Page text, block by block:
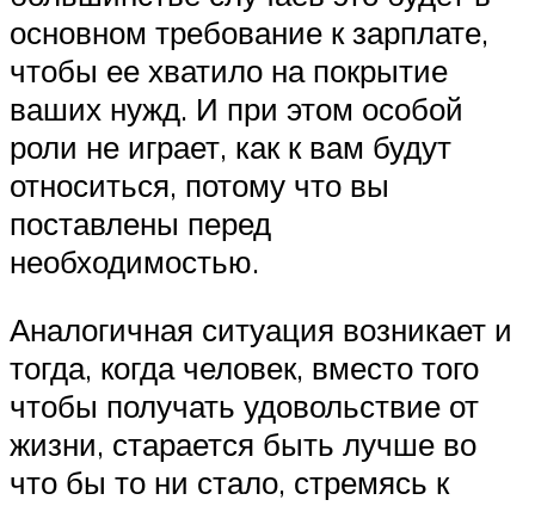
основном требование к зарплате,
чтобы ее хватило на покрытие
ваших нужд. И при этом особой
роли не играет, как к вам будут
относиться, потому что вы
поставлены перед
необходимостью.
Аналогичная ситуация возникает и
тогда, когда человек, вместо того
чтобы получать удовольствие от
жизни, старается быть лучше во
что бы то ни стало, стремясь к